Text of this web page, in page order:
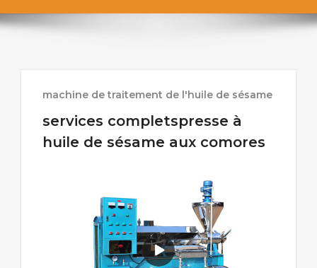
machine de traitement de l'huile de sésame
services completspresse à
huile de sésame aux comores